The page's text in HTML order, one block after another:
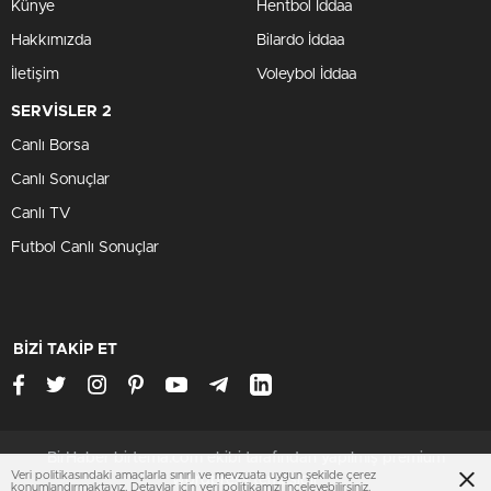
Künye
Hakkımızda
İletişim
Hentbol İddaa
Bilardo İddaa
Voleybol İddaa
SERVİSLER 2
Canlı Borsa
Canlı Sonuçlar
Canlı TV
Futbol Canlı Sonuçlar
BİZİ TAKİP ET
BirHaber birtema.com ekibi tarafından yapılmış premium
wordpress temasıdır
Veri politikasındaki amaçlarla sınırlı ve mevzuata uygun şekilde çerez
konumlandırmaktayız. Detaylar için veri politikamızı inceleyebilirsiniz.